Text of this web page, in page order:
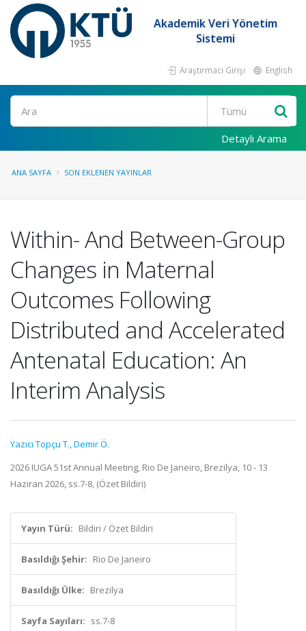
Akademik Veri Yönetim
Sistemi
Araştırmacı Girişi English
Ara
Detaylı Arama
ANA SAYFA SON EKLENEN YAYINLAR
Within- And Between-Group
Changes in Maternal
Outcomes Following
Distributed and Accelerated
Antenatal Education: An
Interim Analysis
Yazıcı Topçu T.,Demir Ö.
2026 IUGA 51st Annual Meeting, Rio De Janeiro, Brezilya, 10 - 13
Haziran 2026, ss.7-8, (Özet Bildiri)
Yayın Türü: Bildiri / Özet Bildiri
Basıldığı Şehir: Rio De Janeiro
Basıldığı Ülke: Brezilya
Sayfa Sayıları: ss.7-8